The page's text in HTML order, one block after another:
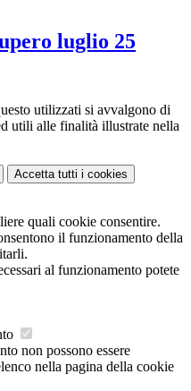
luglio 25
utilizzati si avvalgono di
utili alle finalità illustrate nella
Accetta tutti i cookies
quali cookie consentire.
il funzionamento della
al funzionamento potete
non possono essere
nella pagina della cookie